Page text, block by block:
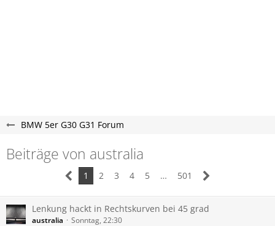
BMW 5er G30 G31 Forum
Beiträge von australia
1 2 3 4 5 … 501
Lenkung hackt in Rechtskurven bei 45 grad
australia Sonntag, 22:30